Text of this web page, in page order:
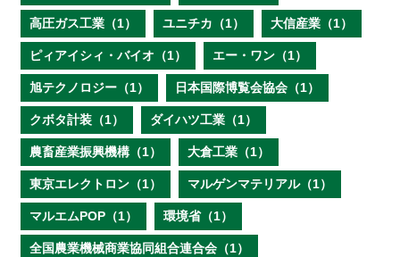
高圧ガス工業（1） ユニチカ（1） 大信産業（1）
ピィアイシィ・バイオ（1） エー・ワン（1）
旭テクノロジー（1） 日本国際博覧会協会（1）
クボタ計装（1） ダイハツ工業（1）
農畜産業振興機構（1） 大倉工業（1）
東京エレクトロン（1） マルゲンマテリアル（1）
マルエムPOP（1） 環境省（1）
全国農業機械商業協同組合連合会（1）